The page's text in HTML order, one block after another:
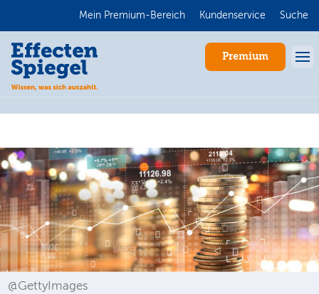
Mein Premium-Bereich Kundenservice Suche
Premium
@GettyImages
Anmelden